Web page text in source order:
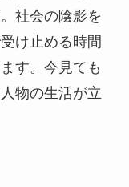
社会の陰影を
け止める時間
す。今見ても
物の生活が立